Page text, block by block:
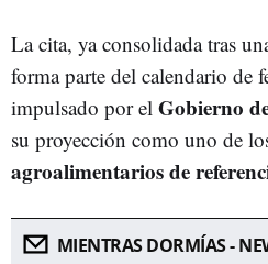
La cita, ya consolidada tras
forma parte del calendario de
impulsado por el Gobierno
su proyección como uno de
agroalimentarios de
MIENTRAS DORMÍAS -